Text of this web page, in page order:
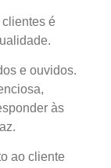
é
e ouvidos.
às
ao cliente